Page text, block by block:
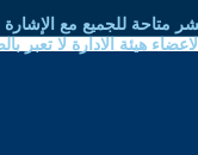
متاحة للجميع مع الإشارة
هيئة الادارة لا تعبر